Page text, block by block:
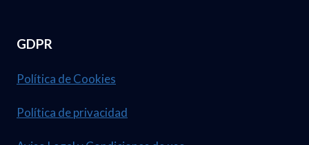
GDPR
Política de Cookies
Política de privacidad